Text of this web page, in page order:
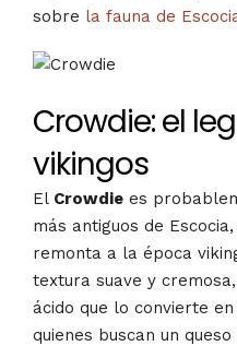
sobre la fauna de
Crowdie: el
vikingos
El Crowdie es
más antiguos de
remonta a la época
textura suave y
ácido que lo convierte
quienes buscan un